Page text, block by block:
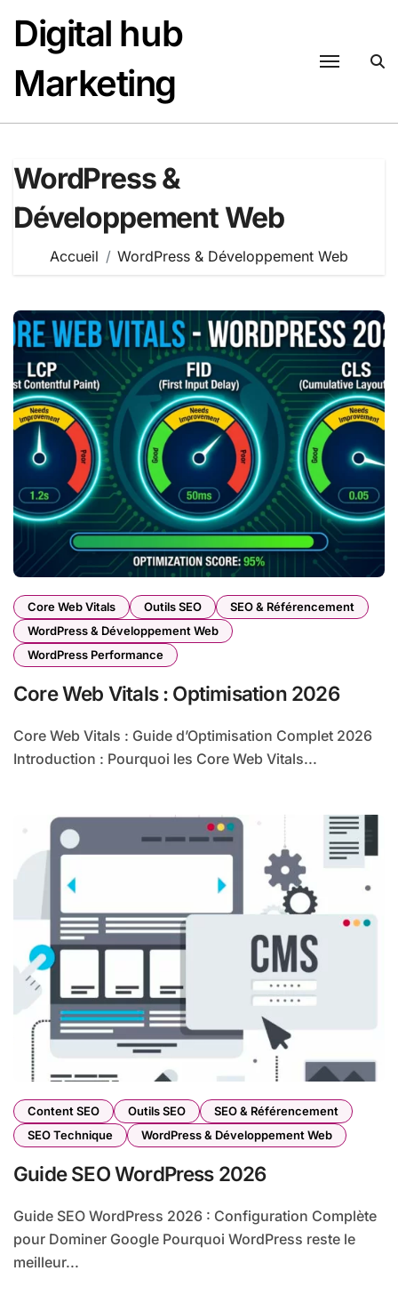
contenu
Digital hub
Marketing
WordPress &
Développement Web
Accueil WordPress & Développement Web
Core Web Vitals Outils SEO
SEO & Référencement
WordPress & Développement Web
WordPress Performance
Core Web Vitals : Optimisation 2026
Core Web Vitals : Guide d’Optimisation Complet 2026
Introduction : Pourquoi les Core Web Vitals...
Content SEO Outils SEO
SEO & Référencement
SEO Technique
WordPress & Développement Web
Guide SEO WordPress 2026
Guide SEO WordPress 2026 : Configuration Complète
pour Dominer Google Pourquoi WordPress reste le
meilleur...